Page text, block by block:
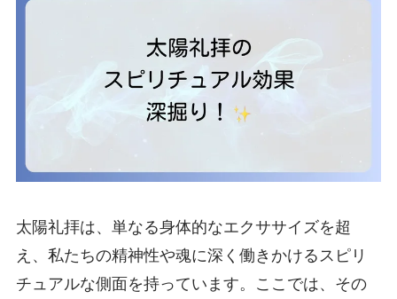
太陽礼拝は、単なる身体的なエクササイズを超
え、私たちの精神性や魂に深く働きかけるスピリ
チュアルな側面を持っています。ここでは、その